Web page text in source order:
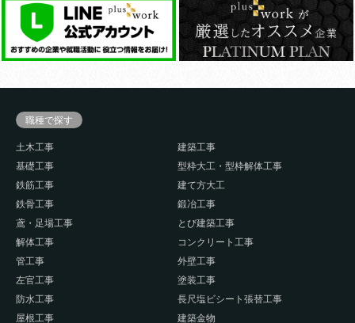
職種で探す
土木工事
建築工事
基礎工事
型枠大工・型枠解体工事
鉄筋工事
建て方大工
鉄骨工事
鍛冶工事
鳶・足場工事
とび建築工事
解体工事
コンクリート工事
管工事
外壁工事
左官工事
塗装工事
防水工事
長尺塩ビシート張替工事
屋根工事
建築金物